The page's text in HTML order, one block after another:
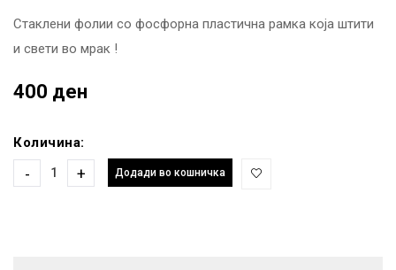
Стаклени фолии со фосфорна пластична рамка која штити
и свети во мрак !
400 ден
Количина:
- + Додади во кошничка